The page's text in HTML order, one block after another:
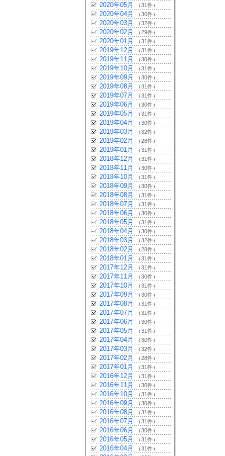
2020年05月 （31件）
2020年04月 （30件）
2020年03月 （32件）
2020年02月 （29件）
2020年01月 （31件）
2019年12月 （31件）
2019年11月 （30件）
2019年10月 （31件）
2019年09月 （30件）
2019年08月 （31件）
2019年07月 （31件）
2019年06月 （30件）
2019年05月 （31件）
2019年04月 （30件）
2019年03月 （32件）
2019年02月 （28件）
2019年01月 （31件）
2018年12月 （31件）
2018年11月 （30件）
2018年10月 （31件）
2018年09月 （30件）
2018年08月 （31件）
2018年07月 （31件）
2018年06月 （30件）
2018年05月 （31件）
2018年04月 （30件）
2018年03月 （32件）
2018年02月 （28件）
2018年01月 （31件）
2017年12月 （31件）
2017年11月 （30件）
2017年10月 （31件）
2017年09月 （30件）
2017年08月 （31件）
2017年07月 （31件）
2017年06月 （30件）
2017年05月 （31件）
2017年04月 （30件）
2017年03月 （32件）
2017年02月 （28件）
2017年01月 （31件）
2016年12月 （31件）
2016年11月 （30件）
2016年10月 （31件）
2016年09月 （30件）
2016年08月 （31件）
2016年07月 （31件）
2016年06月 （30件）
2016年05月 （31件）
2016年04月 （31件）